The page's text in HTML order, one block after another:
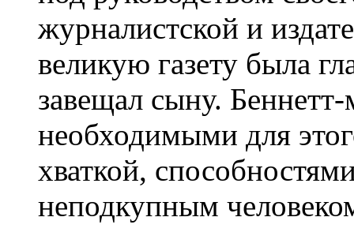
журналистской и
великую газету была
завещал сыну.
необходимыми для
хваткой,
неподкупным